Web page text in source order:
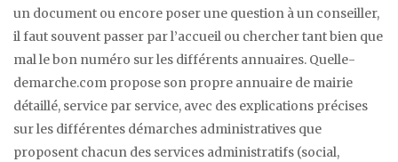
un document ou encore poser une question à un conseiller,
il faut souvent passer par l’accueil ou chercher tant bien que
mal le bon numéro sur les différents annuaires. Quelle-
demarche.com propose son propre annuaire de mairie
détaillé, service par service, avec des explications précises
sur les différentes démarches administratives que
proposent chacun des services administratifs (social,